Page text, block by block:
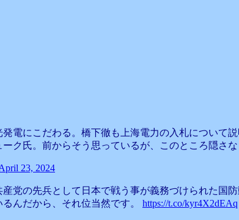
電にこだわる。橋下徹も上海電力の入札について
ク氏。前からそう思っているが、このところ隠さ
23, 2024
党の先兵として日本で戦う事が義務づけられた国
んだから、それ位当然です。 https://t.co/kyr4X2dEAq